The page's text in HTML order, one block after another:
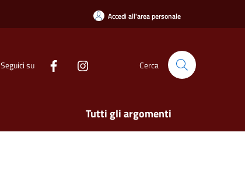
Accedi all'area personale
Seguici su Cerca
Tutti gli argomenti